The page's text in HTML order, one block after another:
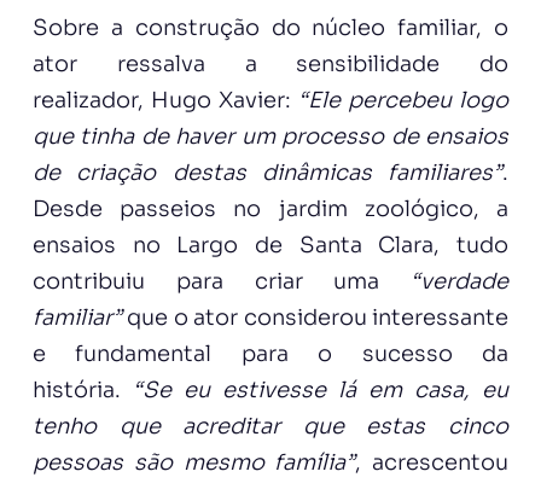
Sobre a construção do núcleo familiar, o
ator ressalva a sensibilidade do
realizador, Hugo Xavier: “Ele percebeu logo
que tinha de haver um processo de ensaios
de criação destas dinâmicas familiares”.
Desde passeios no jardim zoológico, a
ensaios no Largo de Santa Clara, tudo
contribuiu para criar uma
“verdade
familiar”que o ator considerou interessante
e fundamental para o sucesso da
história.
“Se eu estivesse lá em casa, eu
tenho que acreditar que estas cinco
pessoas são mesmo família”, acrescentou